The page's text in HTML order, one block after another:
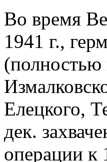
Во время
1941 г.,
(полностью
Елецкого,
дек.
операции к